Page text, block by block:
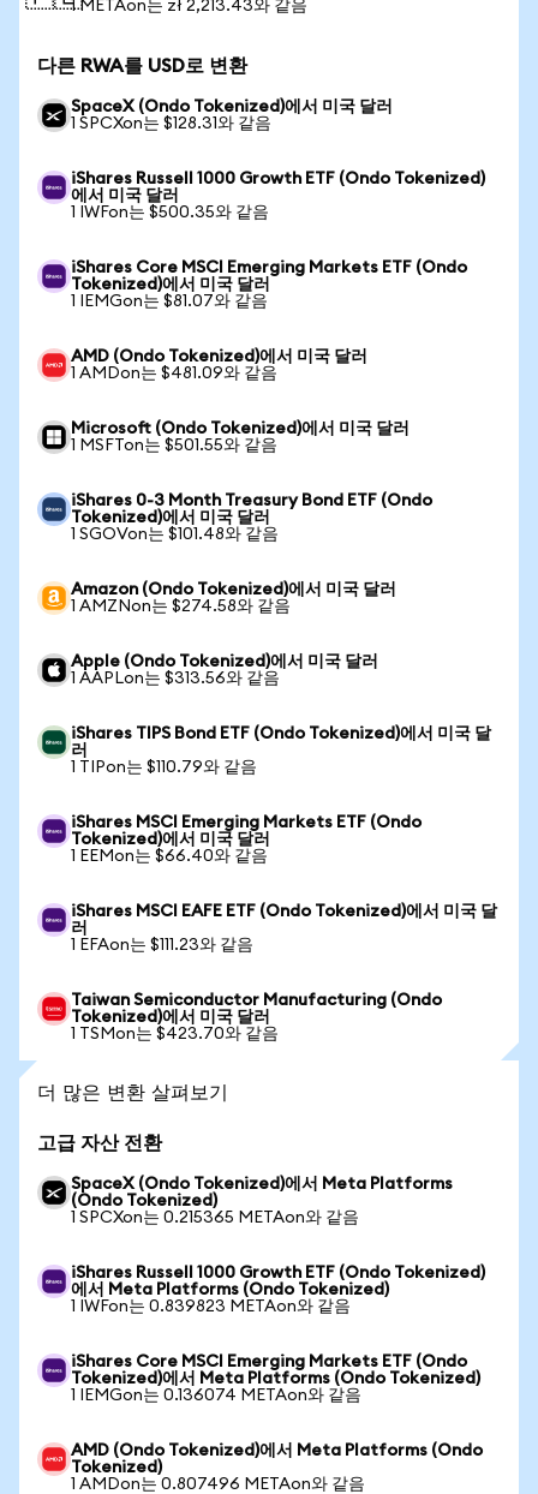
1 METAon는 zł 2,213.43와 같음
다른 RWA를 USD로 변환
SpaceX (Ondo Tokenized)에서 미국 달러
1 SPCXon는 $128.31와 같음
iShares Russell 1000 Growth ETF (Ondo Tokenized)
에서 미국 달러
1 IWFon는 $500.35와 같음
iShares Core MSCI Emerging Markets ETF (Ondo
Tokenized)에서 미국 달러
1 IEMGon는 $81.07와 같음
AMD (Ondo Tokenized)에서 미국 달러
1 AMDon는 $481.09와 같음
Microsoft (Ondo Tokenized)에서 미국 달러
1 MSFTon는 $501.55와 같음
iShares 0-3 Month Treasury Bond ETF (Ondo
Tokenized)에서 미국 달러
1 SGOVon는 $101.48와 같음
Amazon (Ondo Tokenized)에서 미국 달러
1 AMZNon는 $274.58와 같음
Apple (Ondo Tokenized)에서 미국 달러
1 AAPLon는 $313.56와 같음
iShares TIPS Bond ETF (Ondo Tokenized)에서 미국 달
러
1 TIPon는 $110.79와 같음
iShares MSCI Emerging Markets ETF (Ondo
Tokenized)에서 미국 달러
1 EEMon는 $66.40와 같음
iShares MSCI EAFE ETF (Ondo Tokenized)에서 미국 달
러
1 EFAon는 $111.23와 같음
Taiwan Semiconductor Manufacturing (Ondo
Tokenized)에서 미국 달러
1 TSMon는 $423.70와 같음
더 많은 변환 살펴보기
고급 자산 전환
SpaceX (Ondo Tokenized)에서 Meta Platforms
(Ondo Tokenized)
1 SPCXon는 0.215365 METAon와 같음
iShares Russell 1000 Growth ETF (Ondo Tokenized)
에서 Meta Platforms (Ondo Tokenized)
1 IWFon는 0.839823 METAon와 같음
iShares Core MSCI Emerging Markets ETF (Ondo
Tokenized)에서 Meta Platforms (Ondo Tokenized)
1 IEMGon는 0.136074 METAon와 같음
AMD (Ondo Tokenized)에서 Meta Platforms (Ondo
Tokenized)
1 AMDon는 0.807496 METAon와 같음